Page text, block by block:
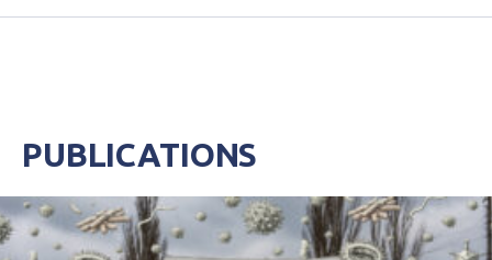
подрядчика является местная судья.
следствия?
PUBLICATIONS